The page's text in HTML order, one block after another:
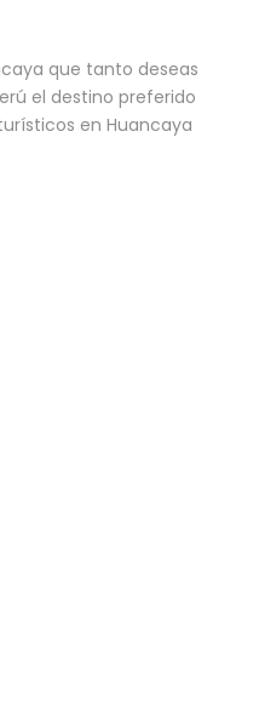
que tanto deseas
el destino preferido
en Huancaya